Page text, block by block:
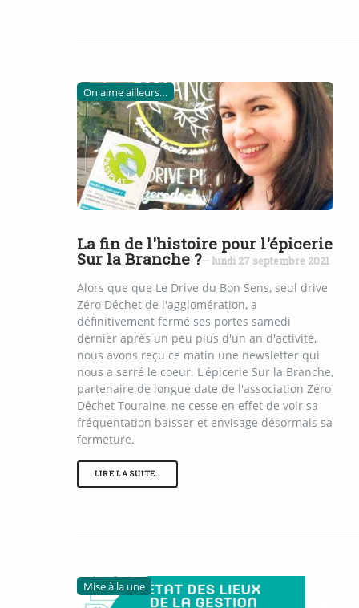
On aime ailleurs…
La fin de l'histoire pour l'épicerie
Sur la Branche ?— lundi 27 septembre 2021
Alors que que Le Drive du Bon Sens, seul drive
Zéro Déchet de l'agglomération, a
définitivement fermé ses portes samedi
dernier après un peu plus d'un an d'activité,
nous avons reçu ce matin une newsletter qui
nous a serré le coeur. L'épicerie Sur la Branche,
partenaire de longue date de l'association Zéro
Déchet Touraine, ne cesse en effet de voir sa
fréquentation baisser et envisage désormais sa
fermeture.
LIRE LA SUITE…
Mise à la une